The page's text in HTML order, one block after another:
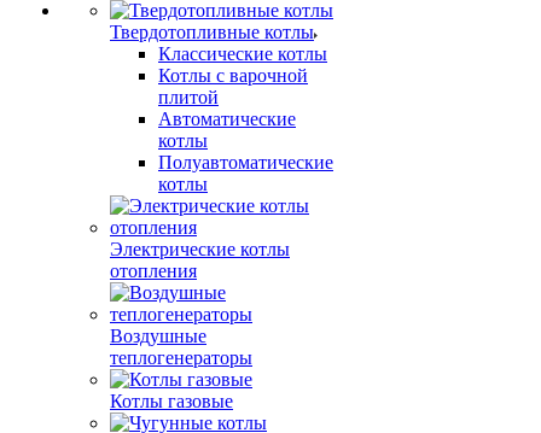
Твердотопливные котлы
Классические котлы
Котлы с варочной
плитой
Автоматические
котлы
Полуавтоматические
котлы
Электрические котлы
отопления
Воздушные
теплогенераторы
Котлы газовые